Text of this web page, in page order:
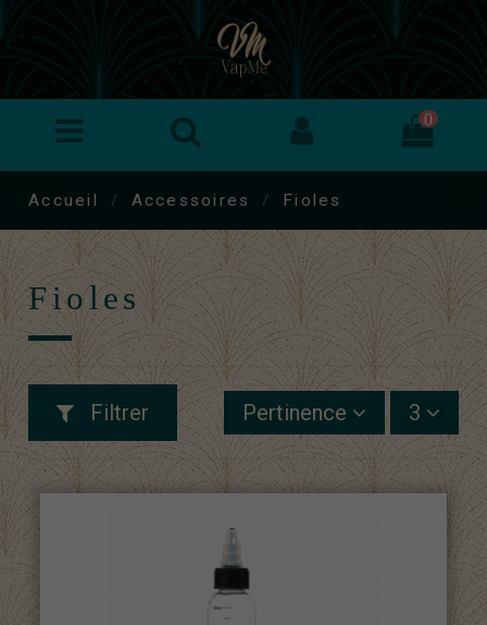
0
Accueil Accessoires Fioles
Fioles
Filtrer Pertinence 3